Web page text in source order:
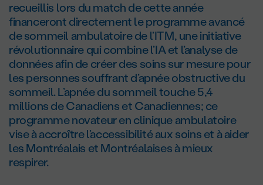
recueillis lors du match de cette année
financeront directement le programme avancé
de sommeil ambulatoire de l’ITM, une initiative
révolutionnaire qui combine l’IA et l’analyse de
données afin de créer des soins sur mesure pour
les personnes souffrant d’apnée obstructive du
sommeil. L’apnée du sommeil touche 5,4
millions de Canadiens et Canadiennes; ce
programme novateur en clinique ambulatoire
vise à accroître l’accessibilité aux soins et à aider
les Montréalais et Montréalaises à mieux
respirer.